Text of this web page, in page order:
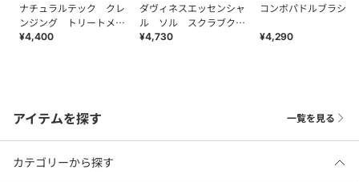
ナチュラルテック クレ
ンジング トリートメン
ト＜Ｒ＞
¥4,400
ダヴィネスエッセンシャ
ル ソル スクラブクレ
ンザー
¥4,730
コンボパドルブラシ
¥4,290
アイテムを探す 一覧を見る
カテゴリーから探す